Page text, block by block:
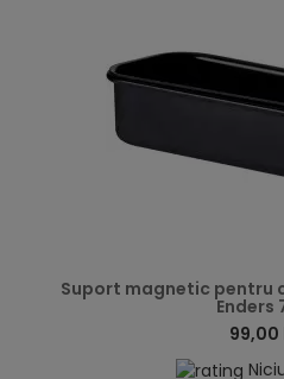
Suport magnetic pentru
Enders
99,00